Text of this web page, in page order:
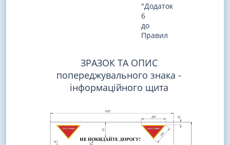
"Додаток
6
до
Правил
ЗРАЗОК ТА ОПИС
попереджувального знака -
інформаційного щита